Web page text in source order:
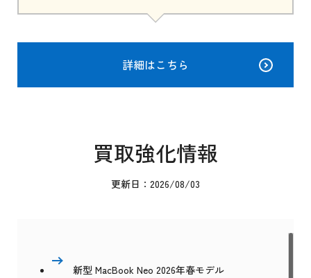
詳細はこちら
買取強化情報
更新日：2026/08/03
新型 MacBook Neo 2026年春モデル